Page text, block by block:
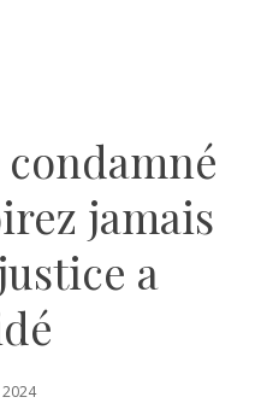
jamais
a